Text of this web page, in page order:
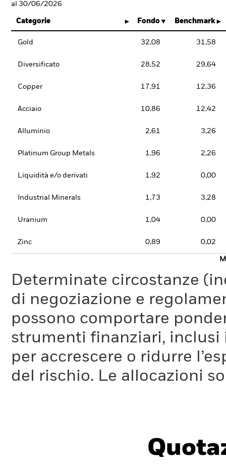
al 30/06/2026
Categorie Fondo Benchmark
Gold 32,08 31,58
Diversificato 28,52 29,64
Copper 17,91 12,36
Acciaio 10,86 12,42
Alluminio 2,61 3,26
Platinum Group Metals 1,96 2,26
Liquidità e/o derivati 1,92 0,00
Industrial Minerals 1,73 3,28
Uranium 1,04 0,00
Zinc 0,89 0,02
Determinate circostanze
di negoziazione e
possono comportare
strumenti finanziari, inclusi
per accrescere o ridurre
del rischio. Le allocazioni